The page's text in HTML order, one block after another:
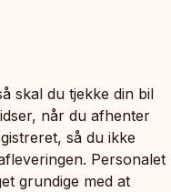
skal du tjekke din bil
når du afhenter
så du ikke
Personalet
grundige med at